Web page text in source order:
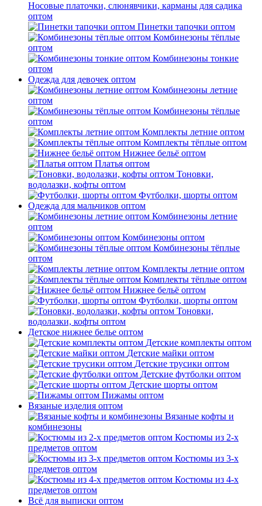
Носовые платочки, слюнявчики, карманы для садика
оптом
Пинетки тапочки оптом
Комбинезоны тёплые
оптом
Комбинезоны тонкие
оптом
Одежда для девочек оптом
Комбинезоны летние
оптом
Комбинезоны тёплые
оптом
Комплекты летние оптом
Комплекты тёплые оптом
Нижнее бельё оптом
Платья оптом
Тоновки,
водолазки, кофты оптом
Футболки, шорты оптом
Одежда для мальчиков оптом
Комбинезоны летние
оптом
Комбинезоны оптом
Комбинезоны тёплые
оптом
Комплекты летние оптом
Комплекты тёплые оптом
Нижнее бельё оптом
Футболки, шорты оптом
Тоновки,
водолазки, кофты оптом
Детское нижнее белье оптом
Детские комплекты оптом
Детские майки оптом
Детские трусики оптом
Детские футболки оптом
Детские шорты оптом
Пижамы оптом
Вязаные изделия оптом
Вязаные кофты и
комбинезоны
Костюмы из 2-х
предметов оптом
Костюмы из 3-х
предметов оптом
Костюмы из 4-х
предметов оптом
Всё для выписки оптом